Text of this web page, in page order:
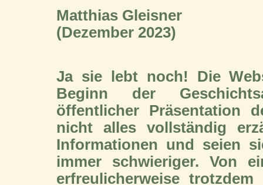
Matthias Gleisner
(Dezember 2023)
Ja sie lebt noch! Die
Beginn der
öffentlicher Präsentation
nicht alles vollständig
Informationen und seien
immer schwieriger. Von
erfreulicherweise